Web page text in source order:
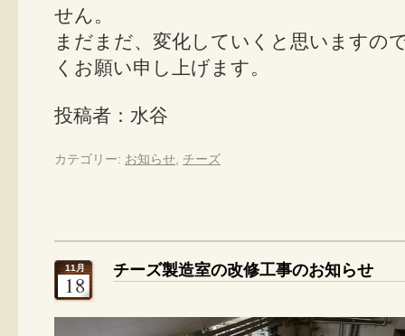
せん。
まだまだ、変化していくと思いますの
くお願い申し上げます。
投稿者：水谷
カテゴリー: お知らせ チーズ
11月
18
チーズ製造室の改修工事のお知らせ